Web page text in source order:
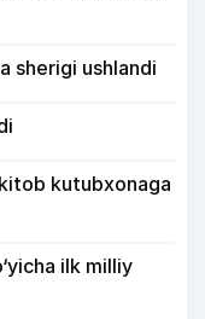
sherigi ushlandi
kutubxonaga
ilk milliy